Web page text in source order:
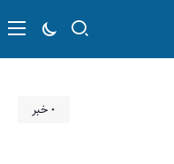
۰ خبر